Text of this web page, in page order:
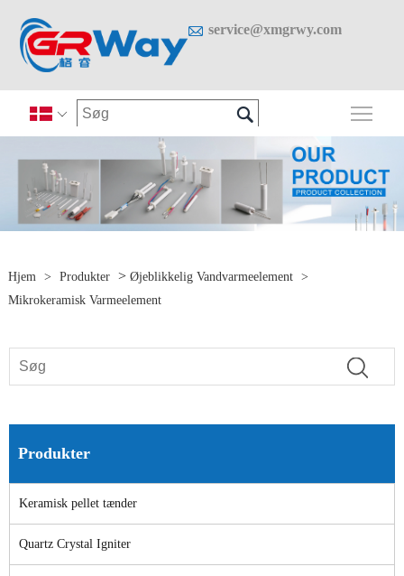
 service@xmgrwy.com
 
Hjem > Produkter > Øjeblikkelig Vandvarmeelement
>
Mikrokeramisk Varmeelement
Produkter
Keramisk pellet tænder
Quartz Crystal Igniter